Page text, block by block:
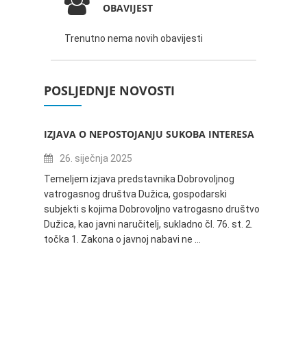
OBAVIJEST
Trenutno nema novih obavijesti
POSLJEDNJE NOVOSTI
IZJAVA O NEPOSTOJANJU SUKOBA INTERESA
26. siječnja 2025
Temeljem izjava predstavnika Dobrovoljnog
vatrogasnog društva Dužica, gospodarski
subjekti s kojima Dobrovoljno vatrogasno društvo
Dužica, kao javni naručitelj, sukladno čl. 76. st. 2.
točka 1. Zakona o javnoj nabavi ne …